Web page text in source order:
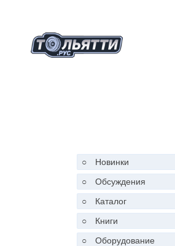
○
Новинки
○
Обсуждения
○
Каталог
○
Книги
○
Оборудование